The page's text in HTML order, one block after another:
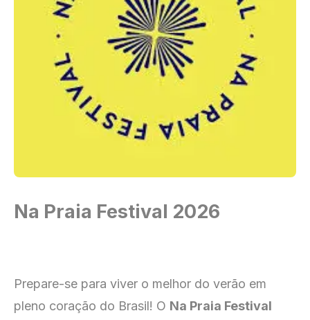
Na Praia Festival 2026
Prepare-se para viver o melhor do verão em
pleno coração do Brasil! O Na Praia Festival